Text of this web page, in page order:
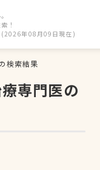
！
(2026年08月09日現在)
検索結果
専門医の